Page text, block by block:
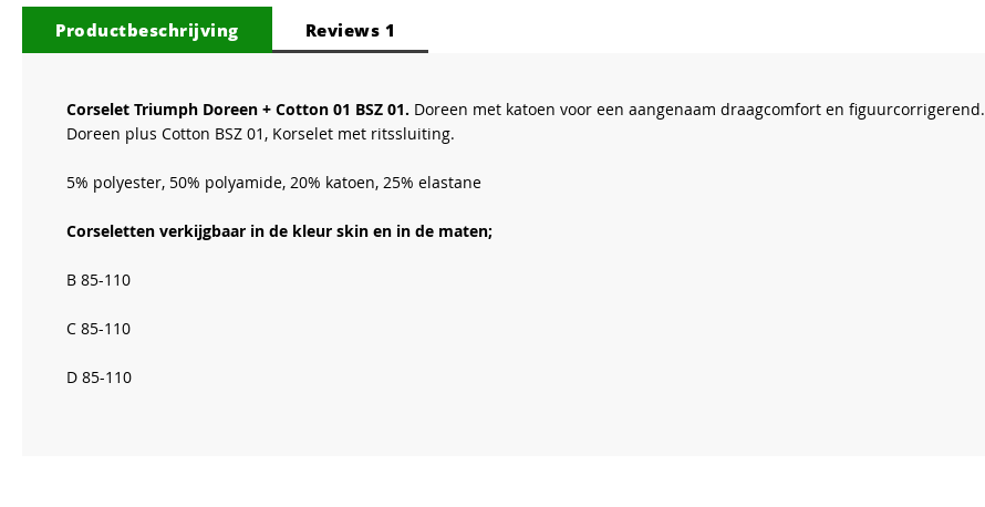
Productbeschrijving
Corselet Triumph Doreen + Cotton 01 BSZ 01. Doreen met katoen voor een aangenaam draagcomfort en figuurcorrigerend.
Doreen plus Cotton BSZ 01, Korselet met ritssluiting.
5% polyester, 50% polyamide, 20% katoen, 25% elastane
Corseletten verkijgbaar in de kleur skin en in de maten;
B 85-110
C 85-110
D 85-110
Reviews 1